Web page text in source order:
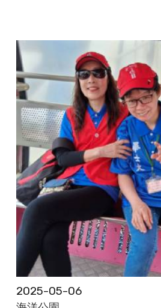
2025-05-06